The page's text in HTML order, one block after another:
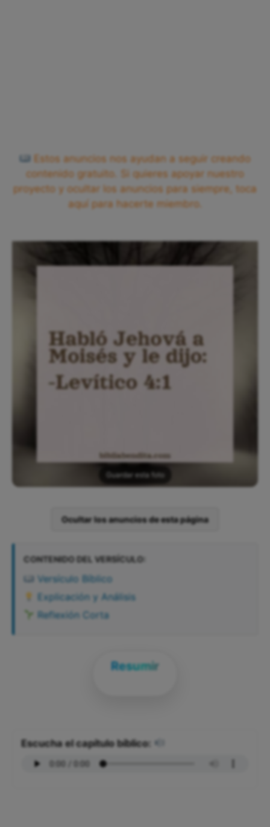
Estos anuncios nos ayudan a seguir creando
contenido gratuito. Si quieres apoyar nuestro
proyecto y ocultar los anuncios para siempre, toca
aquí para hacerte miembro.
Guardar esta foto
Ocultar los anuncios de esta página
CONTENIDO DEL VERSÍCULO:
Versículo Bíblico
Explicación y Análisis
Reflexión Corta
Resumir
Escucha el capítulo bíblico: